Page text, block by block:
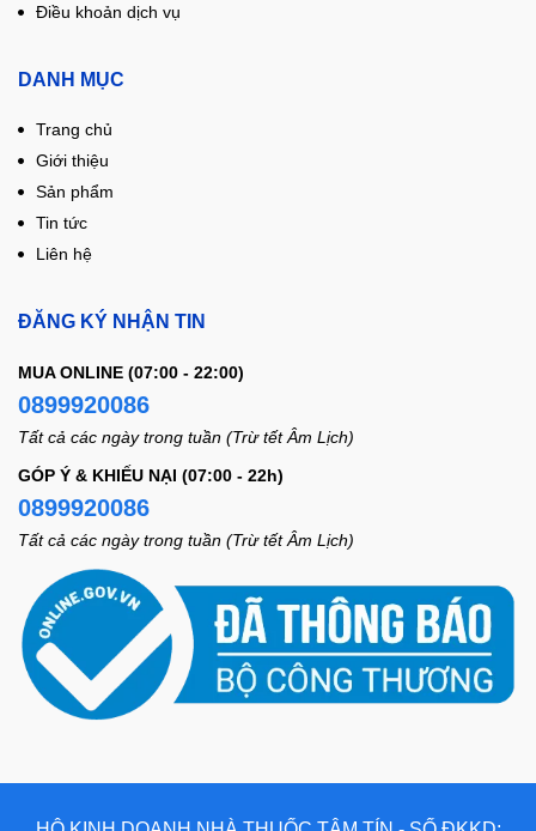
Điều khoản dịch vụ
DANH MỤC
Trang chủ
Giới thiệu
Sản phẩm
Tin tức
Liên hệ
ĐĂNG KÝ NHẬN TIN
MUA ONLINE (07:00 - 22:00)
0899920086
Tất cả các ngày trong tuần (Trừ tết Âm Lịch)
GÓP Ý & KHIẾU NẠI (07:00 - 22h)
0899920086
Tất cả các ngày trong tuần (Trừ tết Âm Lịch)